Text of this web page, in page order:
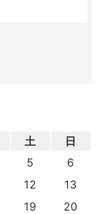
土
日
5
6
12
13
19
20